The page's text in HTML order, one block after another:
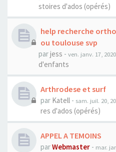
stoires d'ados (opérés)
help recherche
ou toulouse svp
parjess - ven. janv. 17,
d'enfants
Arthrodese et surf
par Katell - sam. juil. 20,
res d'ados (opérés)
APPEL A TEMOINS
parWebmaster - mar.